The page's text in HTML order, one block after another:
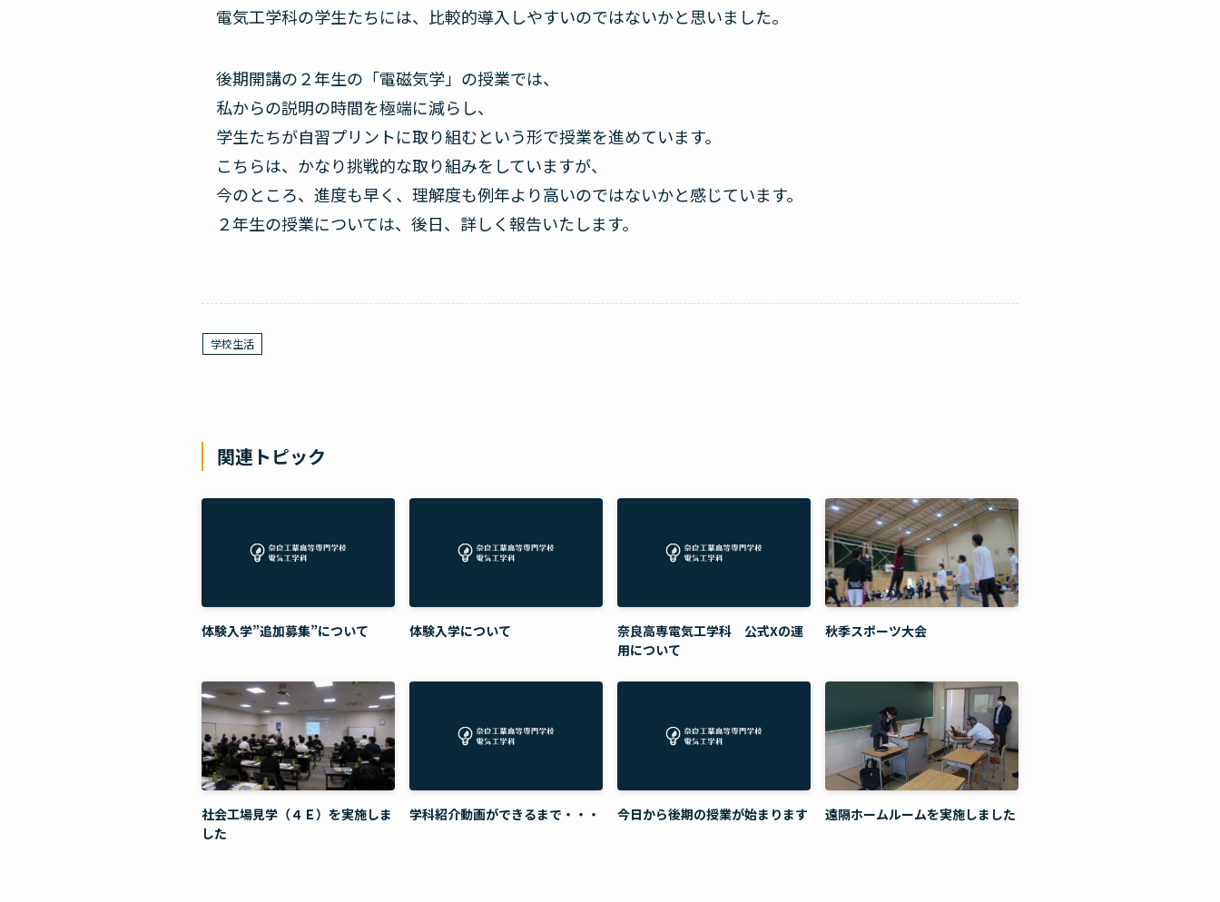
電気工学科の学生たちには、比較的導入しやすいのではないかと思いました。
後期開講の２年生の「電磁気学」の授業では、
私からの説明の時間を極端に減らし、
学生たちが自習プリントに取り組むという形で授業を進めています。
こちらは、かなり挑戦的な取り組みをしていますが、
今のところ、進度も早く、理解度も例年より高いのではないかと感じています。
２年生の授業については、後日、詳しく報告いたします。
学校生活
関連トピック
体験入学”追加募集”について 体験入学について
奈良高専電気工学科 公式Xの運
用について
秋季スポーツ大会
社会工場見学（４Ｅ）を実施しま
した
学科紹介動画ができるまで・・・ 今日から後期の授業が始まります 遠隔ホームルームを実施しました